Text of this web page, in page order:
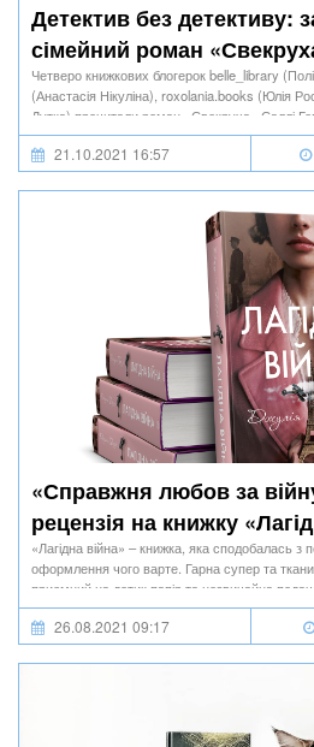
Детектив без детективу:
сімейний роман
Гепворт
Четверо книжкових блогерок belle_library
(Анастасія Нікуліна), roxolania.books (Юлія
Дутка) прочитали роман «Свекруха» Саллі
враженнями.
21.10.2021 16:57
«Справжня любов за
рецензія на книжку
Джулії Беррі
«Лагідна війна» – книжка, яка сподобалась
оформлення чого варте. Гарна супер та
приємний на дотик папір та незвичайна
«Лагідна війна», хоч вона такою бути не може.
26.08.2021 09:17